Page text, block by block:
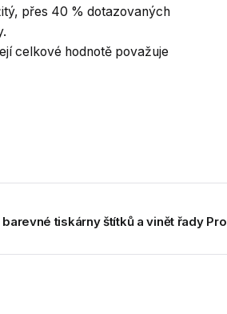
přes 40 % dotazovaných
celkové hodnotě považuje
tiskárny štítků a vinět řady Pro